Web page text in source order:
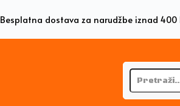
Besplatna dostava za narudžbe iznad 400